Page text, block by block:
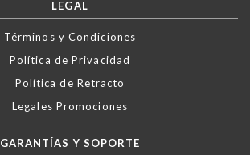
LEGAL
Términos y Condiciones
Política de Privacidad
Política de Retracto
Legales Promociones
GARANTÍAS Y SOPORTE